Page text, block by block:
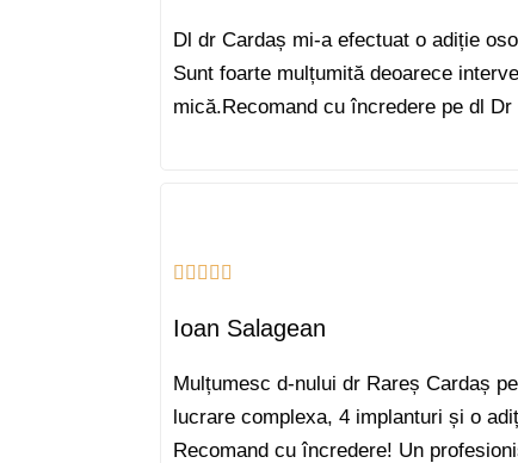
Dl dr Cardaș mi-a efectuat o adiție
Sunt foarte mulțumită deoarece
mică.Recomand cu încredere pe dl
Ioan Salagean
Mulțumesc d-nului dr Rareș Cardaș
lucrare complexa, 4 implanturi și o
Recomand cu încredere! Un